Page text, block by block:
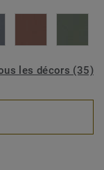
les décors (35)